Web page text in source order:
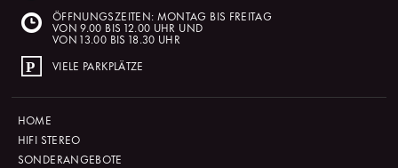
ÖFFNUNGSZEITEN: MONTAG BIS FREITAG
VON 9.00 BIS 12.00 UHR UND
VON 13.00 BIS 18.30 UHR
VIELE PARKPLÄTZE
HOME
HIFI STEREO
SONDERANGEBOTE